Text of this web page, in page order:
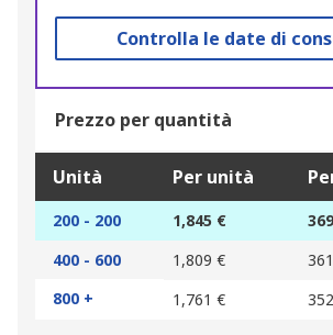
Controlla le date di
Prezzo per quantità
Unità Per unità
200 - 200 1,845 €
400 - 600
1,809 €
800 +
1,761 €